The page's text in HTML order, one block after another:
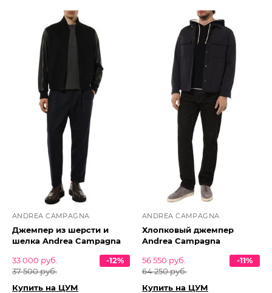
ANDREA CAMPAGNA
Джемпер из шерсти и
шелка Andrea Campagna
33 000 руб.
37 500 руб.
-12%
Купить на ЦУМ
ANDREA CAMPAGNA
Хлопковый джемпер
Andrea Campagna
56 550 руб.
64 250 руб.
-11%
Купить на ЦУМ